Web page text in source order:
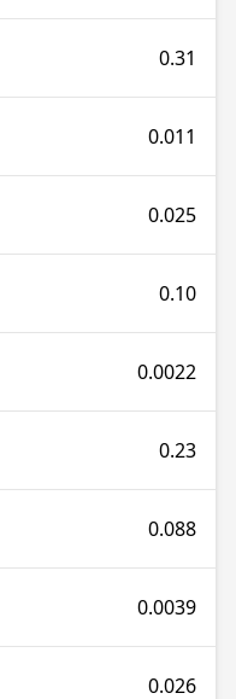
0.31
0.011
0.025
0.10
0.0022
0.23
0.088
0.0039
0.026